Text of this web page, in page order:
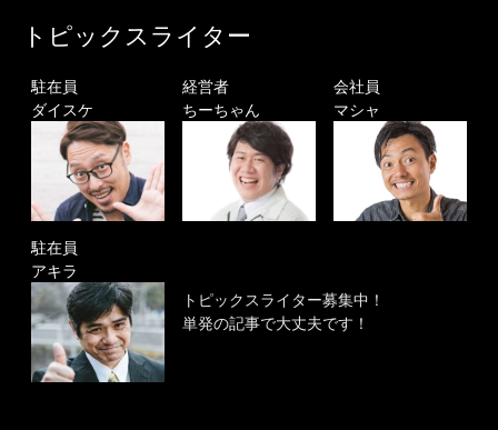
トピックスライター
駐在員
ダイスケ
経営者
ちーちゃん
会社員
マシャ
駐在員
アキラ
トピックスライター募集中！
単発の記事で大丈夫です！